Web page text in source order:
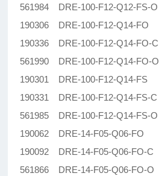
561984 DRE-100-F12-Q12-FS-O
190306 DRE-100-F12-Q14-FO
190336 DRE-100-F12-Q14-FO-C
561990 DRE-100-F12-Q14-FO-O
190301 DRE-100-F12-Q14-FS
190331 DRE-100-F12-Q14-FS-C
561985 DRE-100-F12-Q14-FS-O
190062 DRE-14-F05-Q06-FO
190092 DRE-14-F05-Q06-FO-C
561866 DRE-14-F05-Q06-FO-O